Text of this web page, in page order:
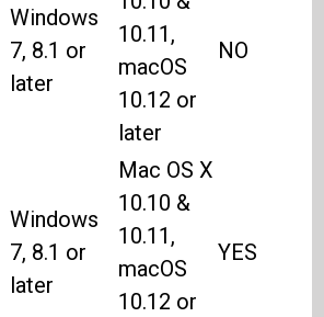
Windows
7, 8.1 or
later
10.11,
macOS
10.12 or
later
NO
Windows
7, 8.1 or
later
Mac OS X
10.10 &
10.11,
macOS
10.12 or
YES